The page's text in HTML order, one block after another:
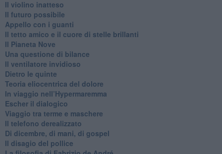
​Il violino inatteso
​Il futuro possibile
​Appello con i guanti
​Il tetto amico e il cuore di stelle brillanti
​Il Pianeta Nove
​Una questione di bilance
​Il ventilatore invidioso
​Dietro le quinte
​Teoria eliocentrica del dolore
In viaggio nell’Hypermaremma
​Escher il dialogico
​Viaggio tra terme e maschere
Il telefono derealizzato
​Di dicembre, di mani, di gospel
​Il disagio del pollice